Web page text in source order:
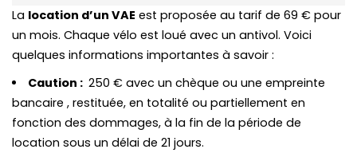
La location d’un VAE est proposée au tarif de 69 € pour
un mois. Chaque vélo est loué avec un antivol. Voici
quelques informations importantes à savoir :
Caution : 250 € avec un chèque ou une empreinte
bancaire , restituée, en totalité ou partiellement en
fonction des dommages, à la fin de la période de
location sous un délai de 21 jours.